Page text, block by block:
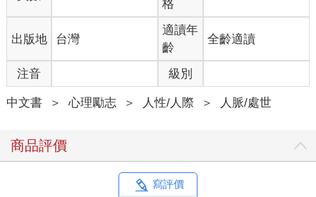
格
出版地 台灣
適讀年
齡
全齡適讀
注音 級別
中文書 ＞ 心理勵志 ＞ 人性/人際 ＞ 人脈/處世
商品評價
寫評價